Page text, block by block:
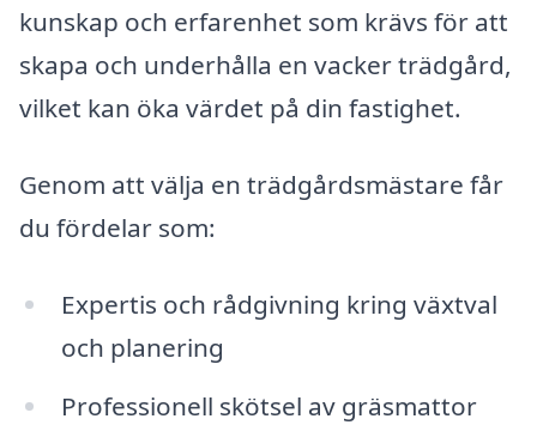
kunskap och erfarenhet som krävs för att
skapa och underhålla en vacker trädgård,
vilket kan öka värdet på din fastighet.
Genom att välja en trädgårdsmästare får
du fördelar som:
Expertis och rådgivning kring växtval
och planering
Professionell skötsel av gräsmattor